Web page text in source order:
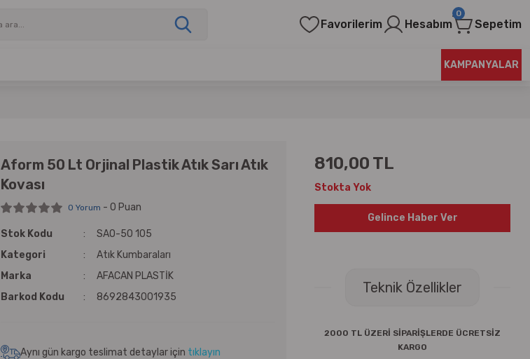
Favorilerim Hesabım Sepetim
0
KAMPANYALAR
Aform 50 Lt Orjinal Plastik Atık Sarı Atık
Kovası
0 Yorum - 0 Puan
Stok Kodu
SAO-50 105
Kategori
Atık Kumbaraları
Marka
AFACAN PLASTİK
Barkod Kodu
8692843001935
Aynı gün kargo teslimat detaylar için tıklayın
810,00 TL
Stokta Yok
Gelince Haber Ver
Teknik Özellikler
2000 TL ÜZERİ SİPARİŞLERDE ÜCRETSİZ
KARGO